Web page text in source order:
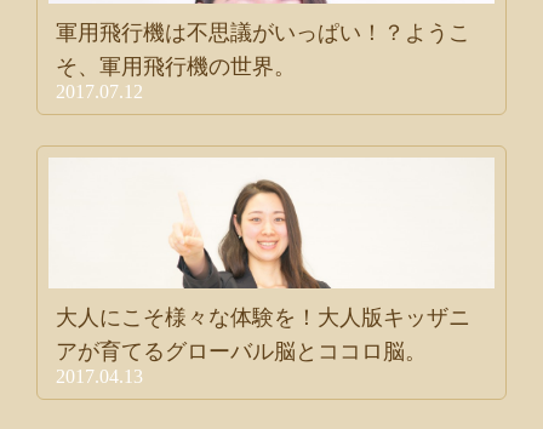
軍用飛行機は不思議がいっぱい！？ようこ
そ、軍用飛行機の世界。
2017.07.12
大人にこそ様々な体験を！大人版キッザニ
アが育てるグローバル脳とココロ脳。
2017.04.13